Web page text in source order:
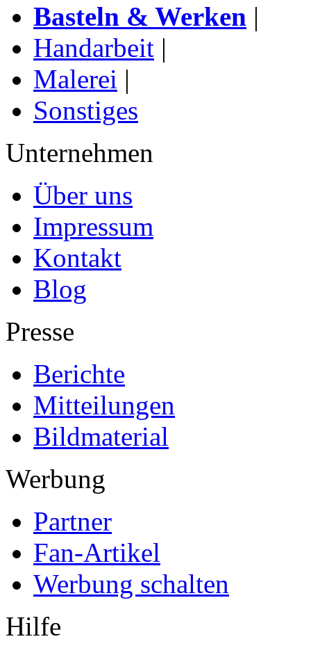
Basteln & Werken |
Handarbeit |
Malerei |
Sonstiges
Unternehmen
Über uns
Impressum
Kontakt
Blog
Presse
Berichte
Mitteilungen
Bildmaterial
Werbung
Partner
Fan-Artikel
Werbung schalten
Hilfe